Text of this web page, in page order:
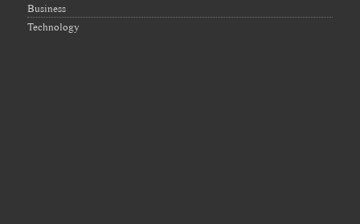
Business
Technology